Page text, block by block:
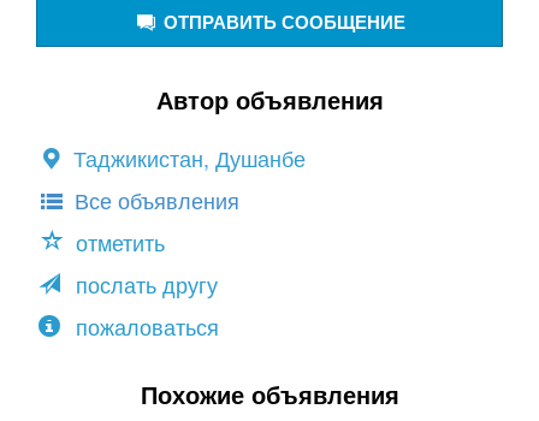
ОТПРАВИТЬ СООБЩЕНИЕ
Автор объявления
Таджикистан, Душанбе
Все объявления
отметить
послать другу
пожаловаться
Похожие объявления